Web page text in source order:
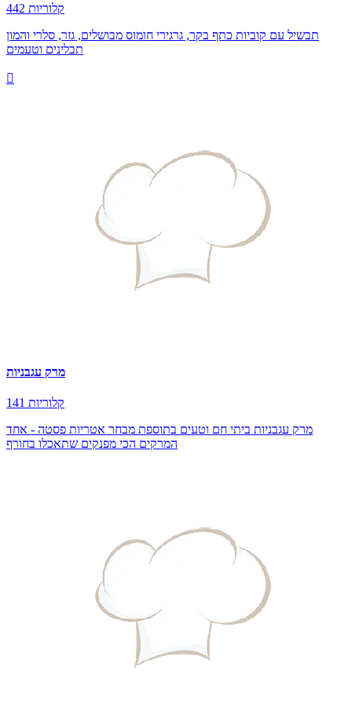
442 קלוריות
תבשיל עם קוביות כתף בקר, גרגירי חומוס מבושלים, גזר, סלרי והמון
תבלינים וטעמים

מרק עגבניות
141 קלוריות
מרק עגבניות ביתי חם וטעים בתוספת מבחר אטריות פסטה - אחד
המרקים הכי מפנקים שתאכלו בחורף